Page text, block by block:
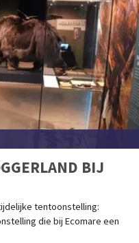
BIJ
tentoonstelling:
die bij Ecomare een